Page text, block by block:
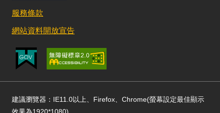
服務條款
網站資料開放宣告
建議瀏覽器：IE11.0以上、Firefox、Chrome(螢幕設定最佳顯示